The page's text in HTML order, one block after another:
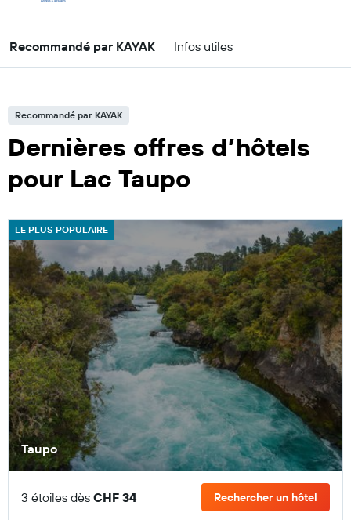
Recommandé par KAYAK Infos utiles
Recommandé par KAYAK
Dernières offres d’hôtels
pour Lac Taupo
LE PLUS POPULAIRE
Taupo
3 étoiles dès CHF 34 Rechercher un hôtel